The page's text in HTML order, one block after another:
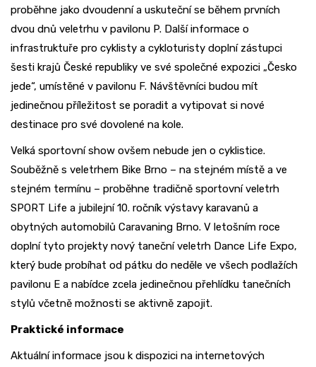
proběhne jako dvoudenní a uskuteční se během prvních
dvou dnů veletrhu v pavilonu P. Další informace o
infrastruktuře pro cyklisty a cykloturisty doplní zástupci
šesti krajů České republiky ve své společné expozici „Česko
jede“, umístěné v pavilonu F. Návštěvníci budou mít
jedinečnou příležitost se poradit a vytipovat si nové
destinace pro své dovolené na kole.
Velká sportovní show ovšem nebude jen o cyklistice.
Souběžně s veletrhem Bike Brno – na stejném místě a ve
stejném termínu – proběhne tradičně sportovní veletrh
SPORT Life a jubilejní 10. ročník výstavy karavanů a
obytných automobilů Caravaning Brno. V letošním roce
doplní tyto projekty nový taneční veletrh Dance Life Expo,
který bude probíhat od pátku do neděle ve všech podlažích
pavilonu E a nabídce zcela jedinečnou přehlídku tanečních
stylů včetně možnosti se aktivně zapojit.
Praktické informace
Aktuální informace jsou k dispozici na internetových